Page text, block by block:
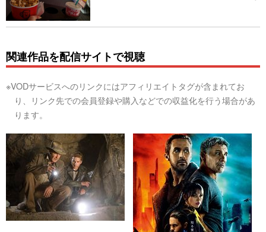
関連作品を配信サイトで視聴
※VODサービスへのリンクにはアフィリエイトタグが含まれてお
り、リンク先での会員登録や購入などでの収益化を行う場合があ
ります。